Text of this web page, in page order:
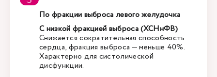
По фракции выброса левого желудочка
С низкой фракцией выброса (ХСНнФВ)
Снижается сократительная способность
сердца, фракция выброса — меньше 40%.
Характерно для систолической
дисфункции.